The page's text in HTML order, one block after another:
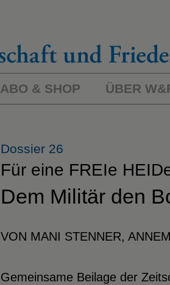
ABO & SHOP ÜBER
Dossier 26
Für eine FREIe
Dem Militär den
VON MANI STENNER,
Gemeinsame Beilage der